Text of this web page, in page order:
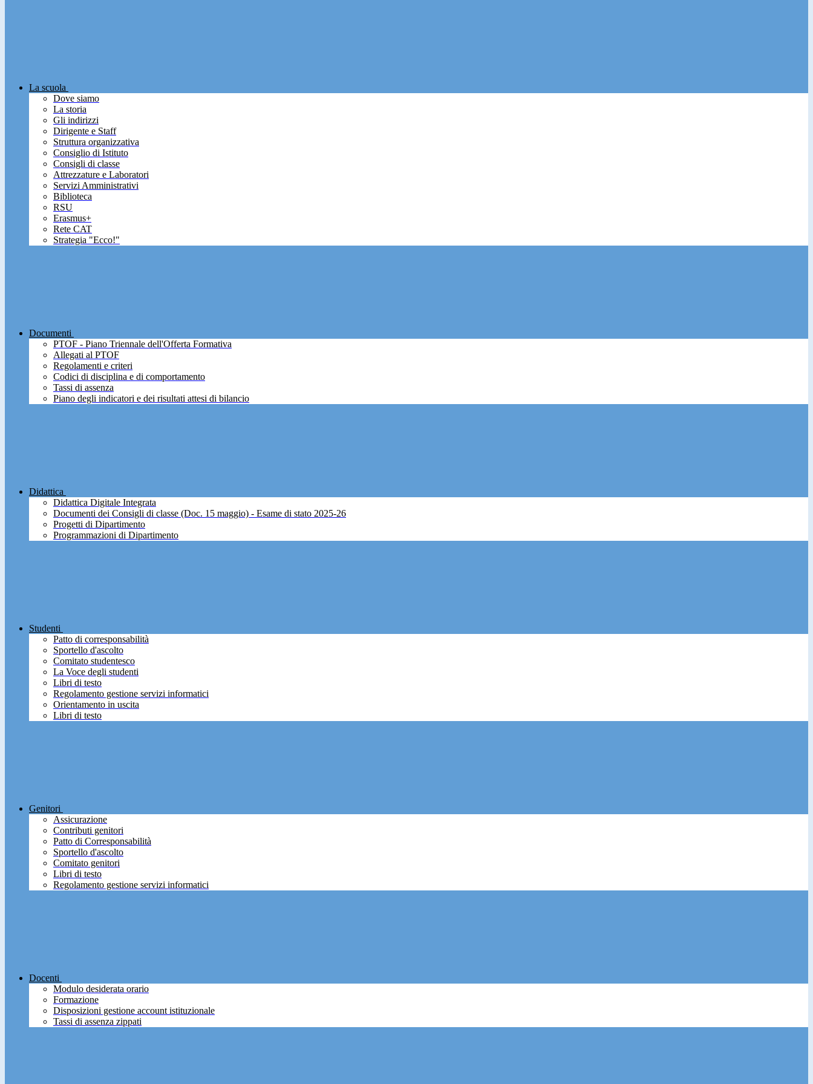
La scuola
Dove siamo
La storia
Gli indirizzi
Dirigente e Staff
Struttura organizzativa
Consiglio di Istituto
Consigli di classe
Attrezzature e Laboratori
Servizi Amministrativi
Biblioteca
RSU
Erasmus+
Rete CAT
Strategia "Ecco!"
Documenti
PTOF - Piano Triennale dell'Offerta Formativa
Allegati al PTOF
Regolamenti e criteri
Codici di disciplina e di comportamento
Tassi di assenza
Piano degli indicatori e dei risultati attesi di bilancio
Didattica
Didattica Digitale Integrata
Documenti dei Consigli di classe (Doc. 15 maggio) - Esame di stato 2025-26
Progetti di Dipartimento
Programmazioni di Dipartimento
Studenti
Patto di corresponsabilità
Sportello d'ascolto
Comitato studentesco
La Voce degli studenti
Libri di testo
Regolamento gestione servizi informatici
Orientamento in uscita
Libri di testo
Genitori
Assicurazione
Contributi genitori
Patto di Corresponsabilità
Sportello d'ascolto
Comitato genitori
Libri di testo
Regolamento gestione servizi informatici
Docenti
Modulo desiderata orario
Formazione
Disposizioni gestione account istituzionale
Tassi di assenza zippati